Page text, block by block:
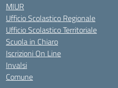
MIUR
Ufficio Scolastico Regionale
Ufficio Scolastico Territoriale
Scuola in Chiaro
Iscrizioni On Line
Invalsi
Comune